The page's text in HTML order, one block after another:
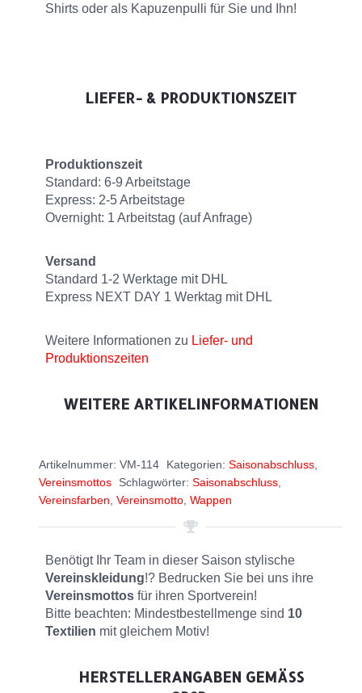
Shirts oder als Kapuzenpulli für Sie und Ihn!
LIEFER- & PRODUKTIONSZEIT
Produktionszeit
Standard: 6-9 Arbeitstage
Express: 2-5 Arbeitstage
Overnight: 1 Arbeitstag (auf Anfrage)
Versand
Standard 1-2 Werktage mit DHL
Express NEXT DAY 1 Werktag mit DHL
Weitere Informationen zu Liefer- und
Produktionszeiten
WEITERE ARTIKELINFORMATIONEN
Artikelnummer: VM-114 Kategorien: Saisonabschluss,
Vereinsmottos
Schlagwörter: Saisonabschluss,
Vereinsfarben Vereinsmotto Wappen
Benötigt Ihr Team in dieser Saison stylische
Vereinskleidung!? Bedrucken Sie bei uns ihre
Vereinsmottos für ihren Sportverein!
Bitte beachten: Mindestbestellmenge sind 10
Textilien mit gleichem Motiv!
HERSTELLERANGABEN GEMÄSS G